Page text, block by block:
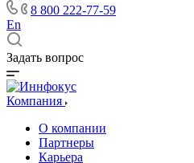
8 800 222-77-59
En
Задать вопрос
Компания
О компании
Партнеры
Карьера